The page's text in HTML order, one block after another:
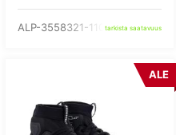
ALP-3558321-1100-tarkista saatavuus
ALE